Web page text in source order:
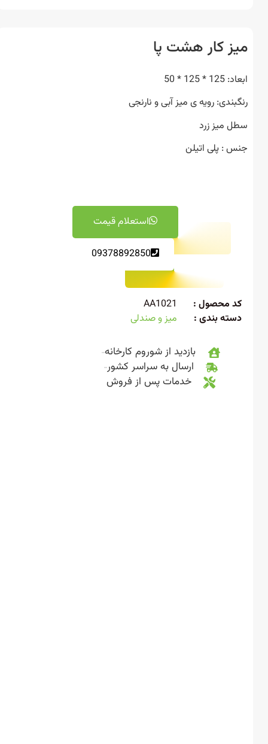
کار هشت پا
رویه ی میز آبی و نارنجی
میز زرد
: پلی اتیلن
استعلام قیمت
09378892850
محصول :
AA1021
بندی :
میز و صندلی
بازدید از شوروم کارخانه
ارسال به سراسر کشور
خدمات پس از فروش